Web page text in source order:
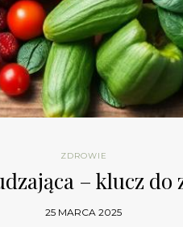
ZDROWIE
– klucz
25 MARCA 2025